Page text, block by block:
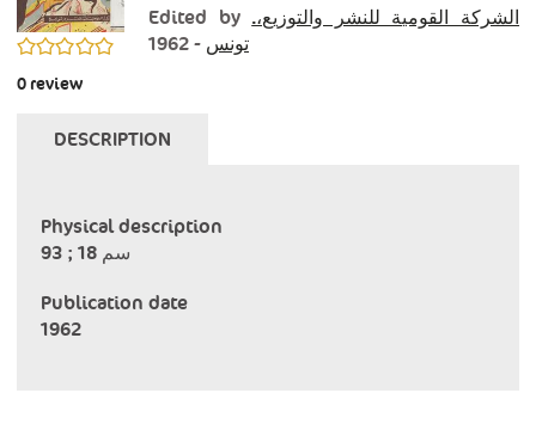
0/5
0 review
Edited by الشركة القومية للنشر والتوزيع،.
تونس - 1962
DESCRIPTION
Physical description
93 ; 18 سم
Publication date
1962